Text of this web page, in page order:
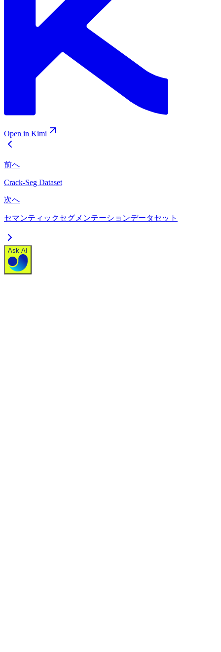
Open in Kimi
前へ
Crack-Seg Dataset
次へ
セマンティックセグメンテーションデータセット
Ask AI